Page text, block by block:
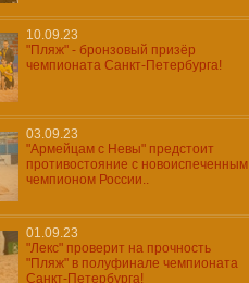
10.09.23
"Пляж" - бронзовый призёр
чемпионата Санкт-Петербурга!
03.09.23
"Армейцам с Невы" предстоит
противостояние с новоиспеченным
чемпионом России..
01.09.23
"Лекс" проверит на прочность
"Пляж" в полуфинале чемпионата
Санкт-Петербурга!